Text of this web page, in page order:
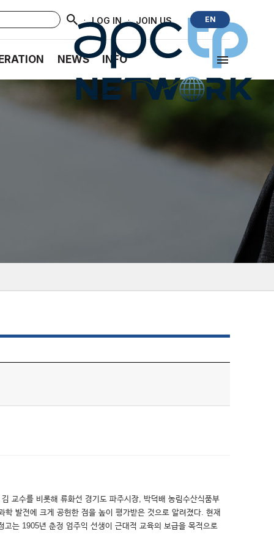
· LOG IN · JOIN US EN
NEWS INFO
교수를 비롯해 류화선 경기도 파주시장, 박덕배 농림수산식품부
발전에 크게 공헌한 점을 높이 평가받은 것으로 알려졌다. 현재
는 1905년 춘정 엄주익 선생이 근대적 교육의 보급을 목적으로